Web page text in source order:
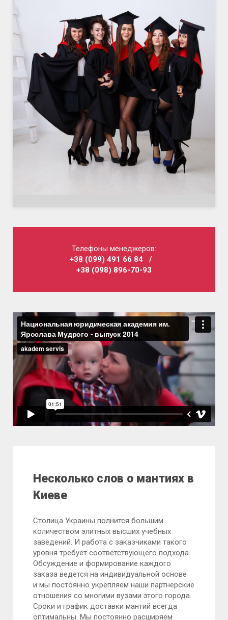
Телефоны менеджеров:
+38 (099) 491 66 84 /
+38 (098) 896-70-93
Несколько слов о мантиях в
Киеве
Столица Украины полнится большим
количеством элитных высших учебных
заведений. И работа с заказчиками такого
уровня требует соответствующего подхода.
Обсуждение и формирование каждого
заказа ведется на индивидуальной основе
и мы постоянно укрепляем наши партнерские
отношения со многими вузами этого города.
Сроки и график доставки мантий всегда
оптимальны. Мы постоянно расширяем